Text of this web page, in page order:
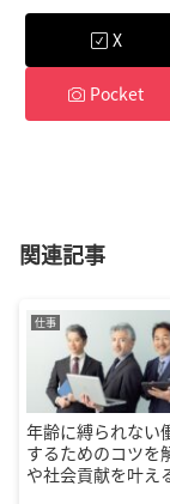
X
Pocket
関連記事
仕事
年齢に縛られない
するためのコツを
や社会貢献を叶え